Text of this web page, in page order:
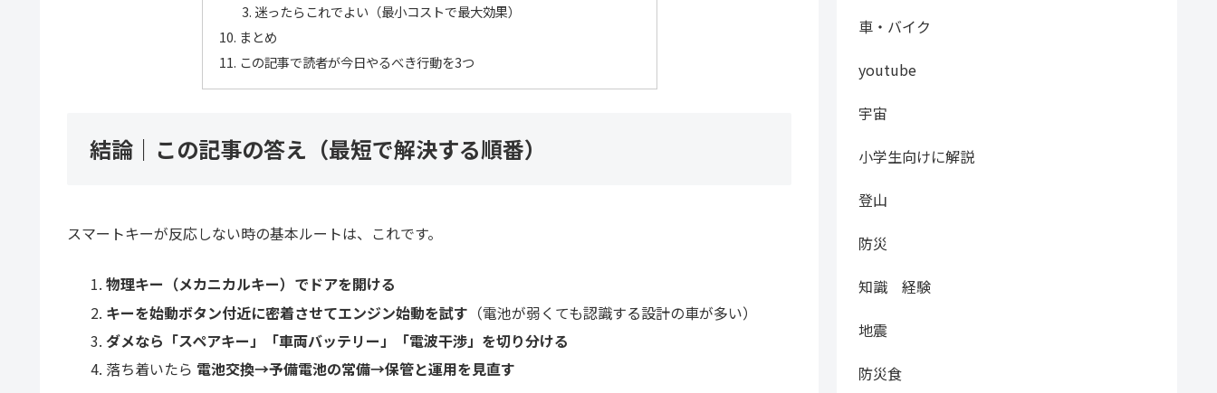
迷ったらこれでよい（最小コストで最大効果）
まとめ
この記事で読者が今日やるべき行動を3つ
結論｜この記事の答え（最短で解決する順番）
スマートキーが反応しない時の基本ルートは、これです。
物理キー（メカニカルキー）でドアを開ける
キーを始動ボタン付近に密着させてエンジン始動を試す （電池が弱くても認識する設計の車が多い）
ダメなら「スペアキー」「車両バッテリー」「電波干渉」を切り分ける
落ち着いたら 電池交換→予備電池の常備→保管と運用を見直す
車・バイク
youtube
宇宙
小学生向けに解説
登山
防災
知識 経験
地震
防災食